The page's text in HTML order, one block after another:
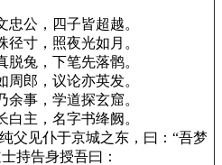
忠公，四子皆超越。
径寸，照夜光如月。
脱兔，下笔先落鹘。
周郎，议论亦英发。
余事，学道探玄窟。
白主，名字书绛阙。
父见仆于京城之东，曰：“吾梦
持告身授吾曰：